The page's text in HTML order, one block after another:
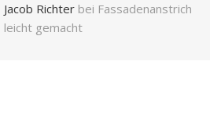
Jacob Richter bei Fassadenanstrich
leicht gemacht